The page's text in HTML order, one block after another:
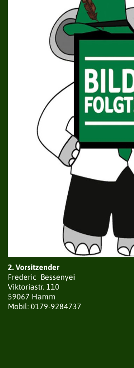
GALERIE
VORSTAND
LISTE DER
TERMINE
GESCHICHTE
SATZUNG
NEUIGKEITEN
VORSTAND
LISTE DER
SATZUNG
SCHIESSORDNUNG
ERGEBNISSE
ERGEBNISSE
ERGEBNISSE
ERGEBNISSE
TERMINE
2. Vorsitzender
Frederic Bessenyei
Viktoriastr. 110
59067 Hamm
Mobil: 0179-9284737